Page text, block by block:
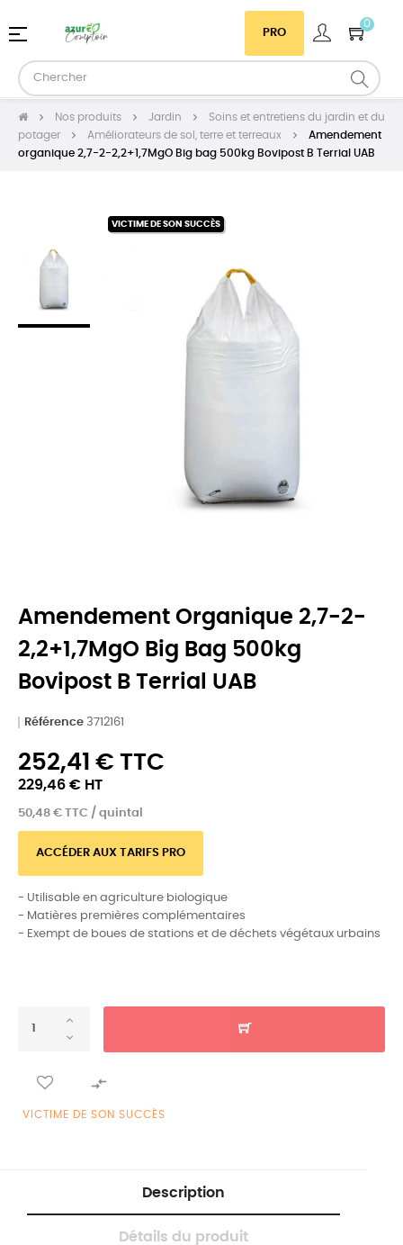
PRO
0
Basculer
navigation
☰
Nos produits Jardin
Soins et entretiens du jardin et du
potager
Améliorateurs de sol, terre et terreaux
Amendement
organique 2,7-2-2,2+1,7MgO Big bag 500kg Bovipost B Terrial UAB
VICTIME DE SON SUCCÈS
Amendement Organique 2,7-2-
2,2+1,7MgO Big Bag 500kg
Bovipost B Terrial UAB
Référence 3712161
252,41 € TTC
229,46 € HT
50,48 € TTC / quintal
ACCÉDER AUX TARIFS PRO
- Utilisable en agriculture biologique
- Matières premières complémentaires
- Exempt de boues de stations et de déchets végétaux urbains

VICTIME DE SON SUCCÈS
Description
Détails du produit